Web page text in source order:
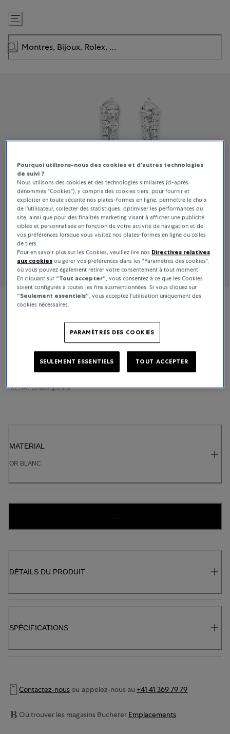
Passer
au
contenu
Bucherer Fine Jewellery
38 500 CHF
incl. TVA / Livraison gratuite En stock
MATERIAL
OR BLANC
...
DÉTAILS DU PRODUIT
SPÉCIFICATIONS
Contactez-nousou appelez-nous au +41 41 369 79 79
Où trouver les magasins Bucherer Emplacements
Pourquoi utilisons-nous des cookies et d'autres technologies
de suivi ?
Nous utilisons des cookies et des technologies similaires (ci-après
dénommés "Cookies"), y compris des cookies tiers, pour fournir et
exploiter en toute sécurité nos plates-formes en ligne, permettre le choix
de l'utilisateur, collecter des statistiques, optimiser les performances du
site, ainsi que pour des finalités marketing visant à afficher une publicité
ciblée et personnalisée en fonction de votre activité de navigation et de
vos préférences lorsque vous visitez nos plates-formes en ligne ou celles
de tiers.
Pour en savoir plus sur les Cookies, veuillez lire nos Directives relatives
aux cookies ou gérer vos préférences dans les "Paramètres des cookies",
où vous pouvez également retirer votre consentement à tout moment.
En cliquant sur “Tout accepter“, vous consentez à ce que les Cookies
soient configurés à toutes les fins susmentionnées. Si vous cliquez sur
“Seulement essentiels”, vous acceptez l'utilisation uniquement des
cookies nécessaires.
PARAMÈTRES DES COOKIES
SEULEMENT ESSENTIELS TOUT ACCEPTER